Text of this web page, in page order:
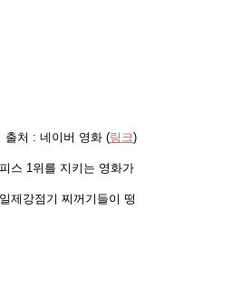
출처 : 네이버 영화 (링크)
스 1위를 지키는 영화가
제강점기 찌꺼기들이 떵